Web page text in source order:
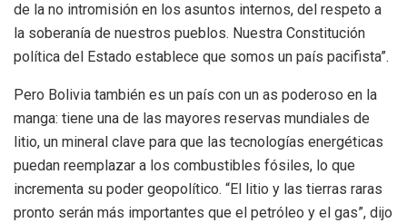
de la no intromisión en los asuntos internos, del respeto a
la soberanía de nuestros pueblos. Nuestra Constitución
política del Estado establece que somos un país pacifista”.
Pero Bolivia también es un país con un as poderoso en la
manga: tiene una de las mayores reservas mundiales de
litio, un mineral clave para que las tecnologías energéticas
puedan reemplazar a los combustibles fósiles, lo que
incrementa su poder geopolítico. “El litio y las tierras raras
pronto serán más importantes que el petróleo y el gas”, dijo